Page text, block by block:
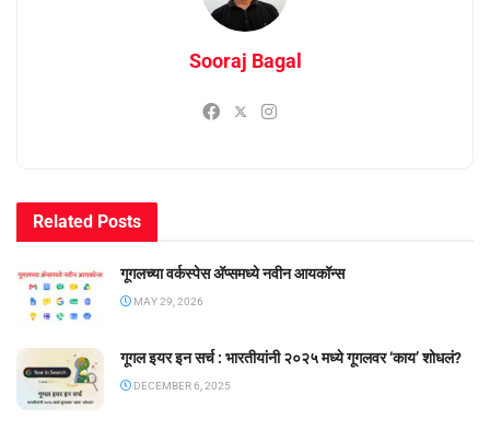
Sooraj Bagal
Related Posts
गूगलच्या वर्कस्पेस अ‍ॅप्समध्ये नवीन आयकॉन्स
MAY 29, 2026
गूगल इयर इन सर्च : भारतीयांनी २०२५ मध्ये गूगलवर ‘काय’ शोधलं?
DECEMBER 6, 2025